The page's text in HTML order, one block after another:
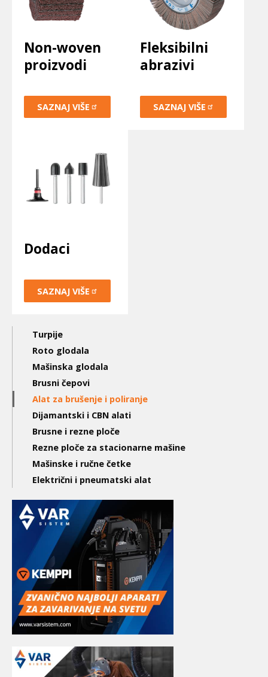
Non-woven
proizvodi
SAZNAJ VIŠE
Fleksibilni
abrazivi
SAZNAJ VIŠE
Dodaci
SAZNAJ VIŠE
Main
navigation
3nd
level
Turpije
Roto glodala
Mašinska glodala
Brusni čepovi
Alat za brušenje i poliranje
Dijamantski i CBN alati
Brusne i rezne ploče
Rezne ploče za stacionarne mašine
Mašinske i ručne četke
Električni i pneumatski alat